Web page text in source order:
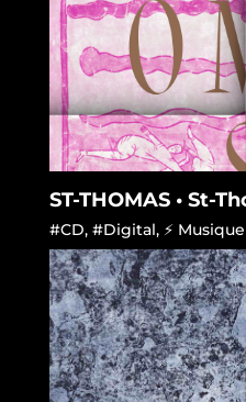
ST-THOMAS • St-
#CD, #Digital, ⚡